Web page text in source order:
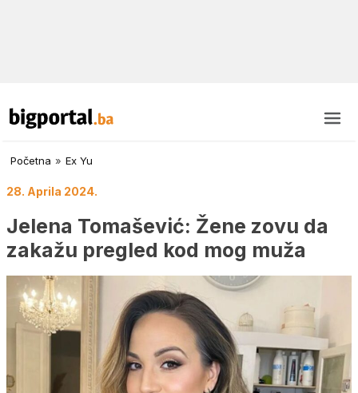
Početna » Ex Yu
28. Aprila 2024.
Jelena Tomašević: Žene zovu da
zakažu pregled kod mog muža